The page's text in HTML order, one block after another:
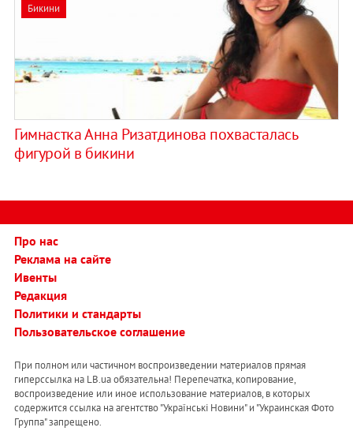
Бикини
Гимнастка Анна Ризатдинова похвасталась
фигурой в бикини
Про нас
Реклама на сайте
Ивенты
Редакция
Политики и стандарты
Пользовательское соглашение
При полном или частичном воспроизведении материалов прямая
гиперссылка на LB.ua обязательна! Перепечатка, копирование,
воспроизведение или иное использование материалов, в которых
содержится ссылка на агентство "Українськi Новини" и "Украинская Фото
Группа" запрещено.